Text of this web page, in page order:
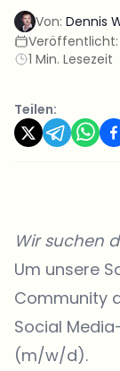
Von: Dennis
Veröffentlicht:
1 Min. Lesezeit
Teilen:
Wir suchen
Um unsere
Community
Social
(m/w/d).